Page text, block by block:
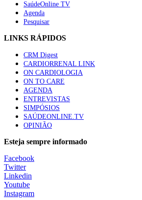
SaúdeOnline TV
Agenda
Pesquisar
LINKS RÁPIDOS
CRM Digest
CARDIORRENAL LINK
ON CARDIOLOGIA
ON TO CARE
AGENDA
ENTREVISTAS
SIMPÓSIOS
SAÚDEONLINE.TV
OPINIÃO
Esteja sempre informado
Facebook
Twitter
Linkedin
Youtube
Instagram